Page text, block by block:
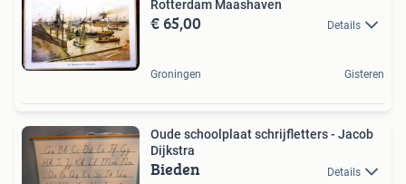
Rotterdam Maashaven
€ 65,00 Details
Groningen Gisteren
Oude schoolplaat schrijfletters - Jacob
Dijkstra
Bieden Details